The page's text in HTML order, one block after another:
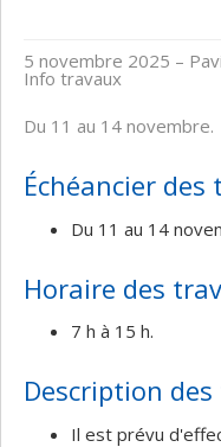
5 novembre 2025 –
Info travaux
Du 11 au 14 novembre.
Échéancier des
Du 11 au 14
Horaire des
7 h à 15 h.
Description
Il est prévu